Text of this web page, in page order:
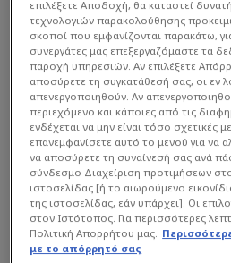
Κι επειδή χρόνος για
ανοιχτά μεταγραφικά
ερυθρόλευκοι έστρεψαν
σ' έναν άλλο παίκτη για τη
φυσικά τον Άντρια Πεδρόσα.
επιλέξετε Αποδοχή, θα καταστεί
τεχνολογιών παρακολούθησης
σκοποί που εμφανίζονται παρακάτω,
συνεργάτες μας επεξεργαζόμαστε τα
παροχή υπηρεσιών. Αν επιλέξετε
αποσύρετε τη συγκατάθεσή σας, οι εν
απενεργοποιηθούν. Αν
περιεχόμενο και κάποιες από τις
ενδέχεται να μην είναι τόσο σχετικές
επανεμφανίσετε αυτό το μενού για να
να αποσύρετε τη συναίνεσή σας ανά
σύνδεσμο Διαχείριση προτιμήσεων
ιστοσελίδας [ή το αιωρούμενο
της ιστοσελίδας, εάν υπάρχει]. Οι
στον Ιστότοπος. Για περισσότερες
Πολιτική Απορρήτου μας.
με το απόρρητό σας